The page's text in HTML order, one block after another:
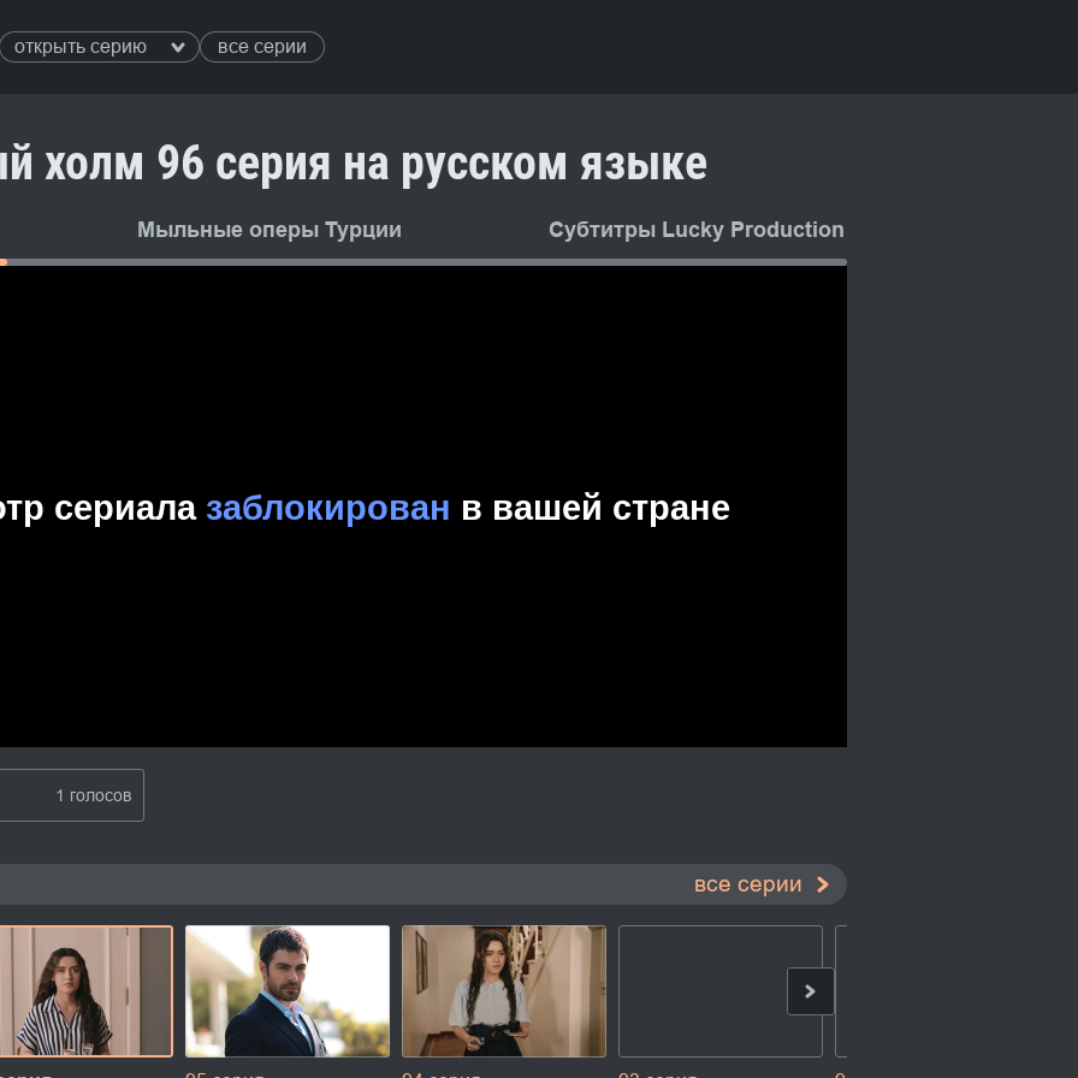
открыть серию все серии
холм 96 серия на русском языке
Мыльные оперы Турции Субтитры Lucky Production
1 голосов
все серии